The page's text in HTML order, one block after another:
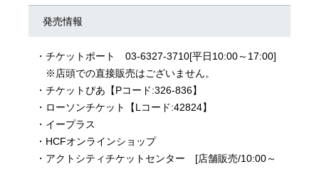
発売情報
・チケットポート 03-6327-3710[平日10:00～17:00]
※店頭での直接販売はございません。
・ チケットぴあ 【Pコード:326-836】
・ ローソンチケット
【Lコード:42824】
・ イープラス
・ HCFオンラインショップ
・アクトシティチケットセンター [店舗販売/10:00～